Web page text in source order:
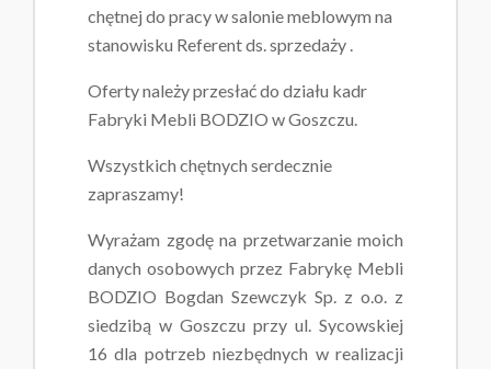
chętnej do pracy w salonie meblowym na
stanowisku Referent ds. sprzedaży .
Oferty należy przesłać do działu kadr
Fabryki Mebli BODZIO w Goszczu.
Wszystkich chętnych serdecznie
zapraszamy!
Wyrażam zgodę na przetwarzanie moich
danych osobowych przez Fabrykę Mebli
BODZIO Bogdan Szewczyk Sp. z o.o. z
siedzibą w Goszczu przy ul. Sycowskiej
16 dla potrzeb niezbędnych w realizacji